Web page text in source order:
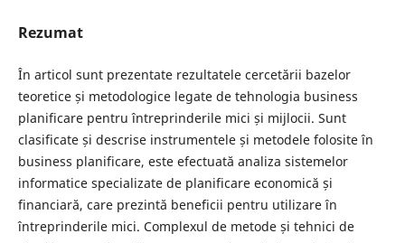
Rezumat
În articol sunt prezentate rezultatele cercetării bazelor
teoretice și metodologice legate de tehnologia business
planificare pentru întreprinderile mici și mijlocii. Sunt
clasificate și descrise instrumentele și metodele folosite în
business planificare, este efectuată analiza sistemelor
informatice specializate de planificare economică și
financiară, care prezintă beneficii pentru utilizare în
întreprinderile mici. Complexul de metode și tehnici de